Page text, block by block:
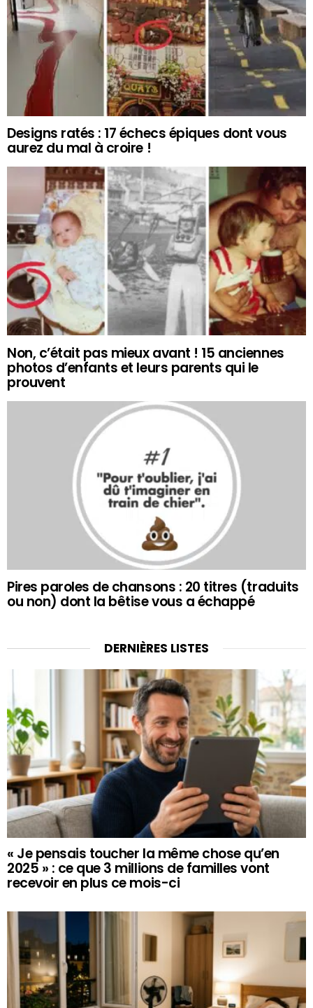
Designs ratés : 17 échecs épiques dont vous
aurez du mal à croire !
Non, c’était pas mieux avant ! 15 anciennes
photos d’enfants et leurs parents qui le
prouvent
Pires paroles de chansons : 20 titres (traduits
ou non) dont la bêtise vous a échappé
DERNIÈRES LISTES
« Je pensais toucher la même chose qu’en
2025 » : ce que 3 millions de familles vont
recevoir en plus ce mois-ci